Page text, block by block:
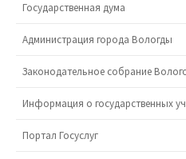
Государственная дума
Администрация города Вологды
Законодательное собрание
Информация о государственных
Портал Госуслуг